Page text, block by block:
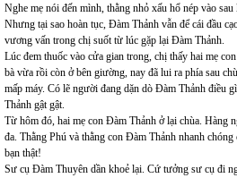
Nghe mẹ nói đến mình, thằng nhỏ xấu hổ nép vào
Nhưng tại sao hoàn tục, Đàm Thảnh vẫn để cái đầu
vương vấn trong chị suốt từ lúc gặp lại Đàm Thảnh.
Lúc đem thuốc vào cửa gian trong, chị thấy hai mẹ
bà vừa rồi còn ở bên giường, nay đã lui ra phía sau
mấp máy. Có lẽ người đang dặn dò Đàm Thảnh điều
Thảnh gật gật.
Từ hôm đó, hai mẹ con Đàm Thảnh ở lại chùa. Hàng
đa. Thằng Phú và thằng con Đàm Thảnh nhanh
bạn thật!
Sư cụ Đàm Thuyên dần khoẻ lại. Cứ tưởng sư cụ đi